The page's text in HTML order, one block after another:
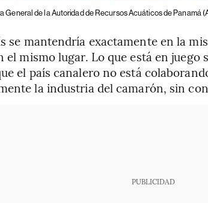
General de la Autoridad de Recursos Acuáticos de Panamá
se mantendría exactamente en la
el mismo lugar. Lo que está en juego
el país canalero no está
la industria del camarón, sin
PUBLICIDAD